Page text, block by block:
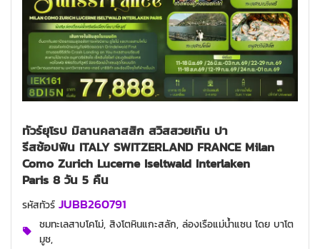
ทัวร์ยุโรป มิลานคลาสสิก สวิสสวยเกิน ปา
รีสช้อปฟิน ITALY SWITZERLAND FRANCE Milan
Como Zurich Lucerne Iseltwald Interlaken
Paris 8 วัน 5 คืน
รหัสทัวร์ JUBB260791
ชมทะเลสาบโคโม่, สิงโตหินแกะสลัก, ล่องเรือแม่น้ำแซน โดย บาโต
มูช,